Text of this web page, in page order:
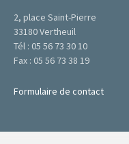
2, place Saint-Pierre
33180 Vertheuil
Tél : 05 56 73 30 10
Fax : 05 56 73 38 19
Formulaire de contact